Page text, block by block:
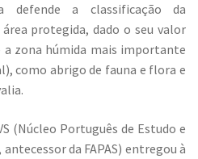
defende a classificação da
protegida, dado o seu valor
a zona húmida mais importante
como abrigo de fauna e flora e
(Núcleo Português de Estudo e
da FAPAS) entregou à